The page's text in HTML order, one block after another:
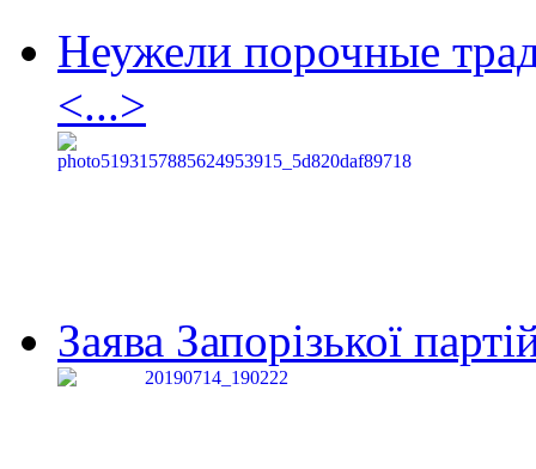
Неужели порочные
<...>
Заява Запорізької